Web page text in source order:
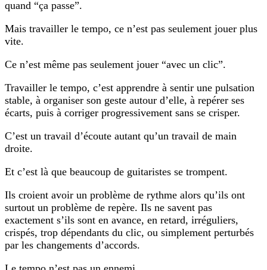
quand “ça passe”.
Mais travailler le tempo, ce n’est pas seulement jouer plus
vite.
Ce n’est même pas seulement jouer “avec un clic”.
Travailler le tempo, c’est apprendre à sentir une pulsation
stable, à organiser son geste autour d’elle, à repérer ses
écarts, puis à corriger progressivement sans se crisper.
C’est un travail d’écoute autant qu’un travail de main
droite.
Et c’est là que beaucoup de guitaristes se trompent.
Ils croient avoir un problème de rythme alors qu’ils ont
surtout un problème de repère. Ils ne savent pas
exactement s’ils sont en avance, en retard, irréguliers,
crispés, trop dépendants du clic, ou simplement perturbés
par les changements d’accords.